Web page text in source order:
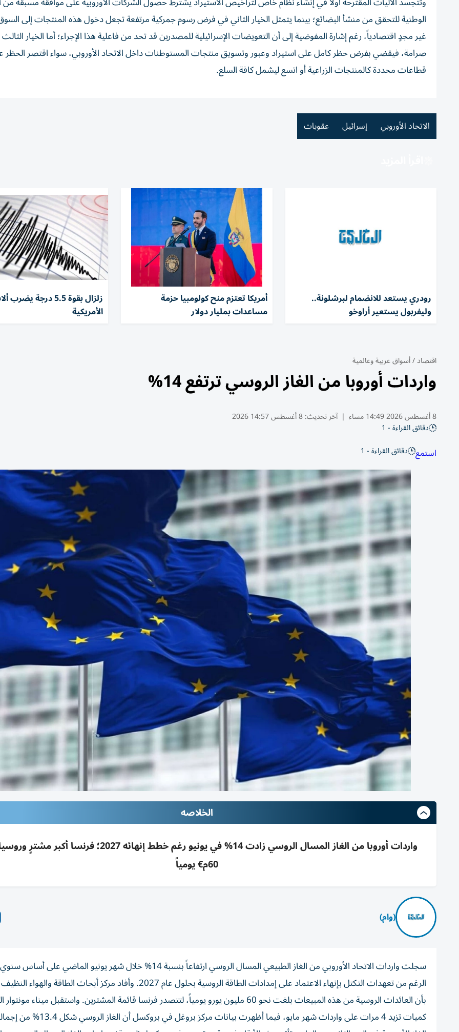
الوطنية للتحقق من منشأ البضائع؛ بينما يتمثل الخيار الثاني في فرض رسوم جمركية مرتفعة تجعل دخول هذه المنتجات إلى السوق
غير مجدٍ اقتصادياً، رغم إشارة المفوضية إلى أن التعويضات الإسرائيلية للمصدرين قد تحد من فاعلية هذا الإجراء؛ أما الخيار الثالث
صرامة، فيقضي بفرض حظر كامل على استيراد وعبور وتسويق منتجات المستوطنات داخل الاتحاد الأوروبي، سواء اقتصر الحظر
قطاعات محددة كالمنتجات الزراعية أو اتسع ليشمل كافة السلع.
الاتحاد الأوروبي إسرائيل عقوبات
رودري يستعد للانضمام لبرشلونة..
وليفربول يستعير أراوخو
أمريكا تعتزم منح كولومبيا حزمة
مساعدات بمليار دولار
زلزال بقوة 5.5 درجة
الأمريكية
اقتصاد/أسواق عربية وعالمية
واردات أوروبا من الغاز الروسي ترتفع 14%
8 أغسطس 2026 14:49 مساء | آخر تحديث:8 أغسطس 14:57 2026
دقائق القراءة - 1
استمع دقائق القراءة - 1
الخلاصه
واردات أوروبا من الغاز المسال الروسي زادت 14% في يونيو رغم خطط إنهائه 2027؛
60م€ يومياً
(وام)
سجلت واردات الاتحاد الأوروبي من الغاز الطبيعي المسال الروسي ارتفاعاً بنسبة 14% خلال شهر يونيو الماضي
بأن العائدات الروسية من هذه المبيعات بلغت نحو 60 مليون يورو يومياً، لتتصدر فرنسا قائمة المشترين. واستقبل ميناء
كميات تزيد 4 مرات على واردات شهر مايو، فيما أظهرت بيانات